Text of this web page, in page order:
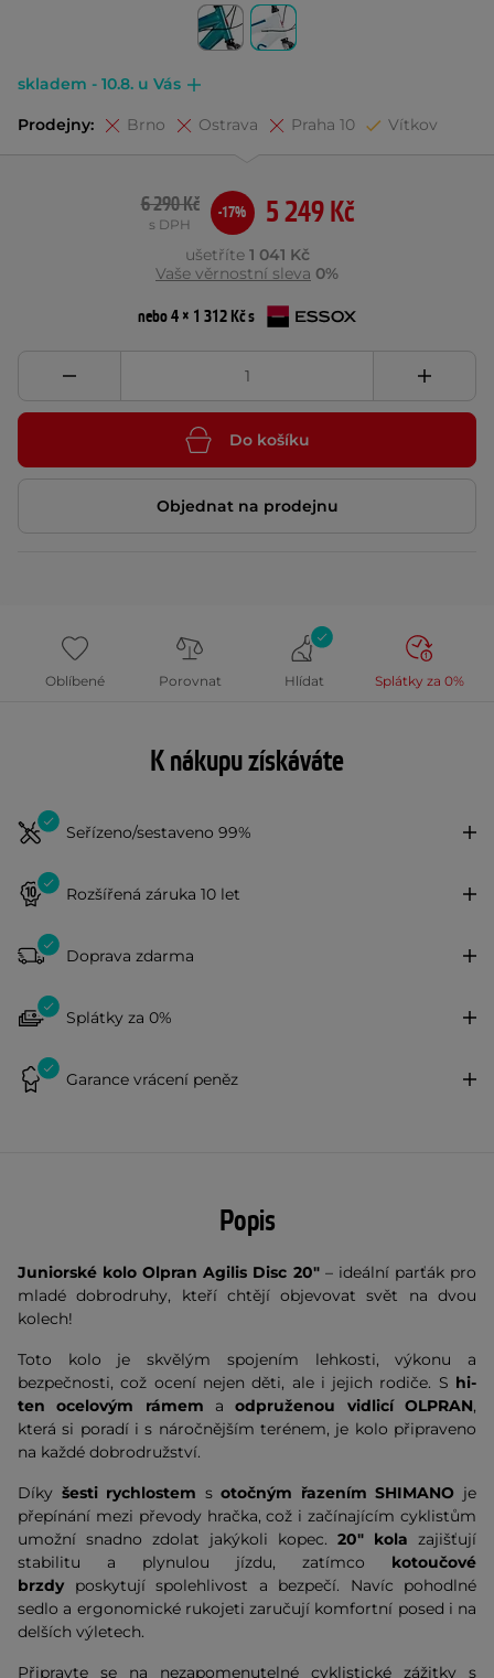
skladem - 10.8. u Vás
Prodejny: Brno Ostrava Praha 10 Vítkov
5 249 Kč
6 290 Kč
s DPH
-17%
ušetříte 1 041 Kč
Vaše věrnostní sleva 0%
nebo 4 × 1 312 Kč s
Do košíku
Objednat na prodejnu
Oblíbené Porovnat Hlídat Splátky za 0%
K nákupu získáváte
Seřízeno/sestaveno 99%
Rozšířená záruka 10 let
Doprava zdarma
Splátky za 0%
Garance vrácení peněz
Popis
Juniorské koloOlpran Agilis Disc 20" – ideální parťák pro
mladé dobrodruhy, kteří chtějí objevovat svět na dvou
kolech!
Toto kolo je skvělým spojením lehkosti, výkonu a
bezpečnosti, což ocení nejen děti, ale i jejich rodiče. S hi-
ten ocelovým rámem aodpruženou vidlicí OLPRAN,
která si poradí i s náročnějším terénem, je kolo připraveno
na každé dobrodružství.
Díky šesti rychlostem sotočným řazením SHIMANO je
přepínání mezi převody hračka, což i začínajícím cyklistům
umožní snadno zdolat jakýkoli kopec. 20" kola zajišťují
stabilitu a plynulou jízdu, zatímco kotoučové
brzdyposkytují spolehlivost a bezpečí. Navíc pohodlné
sedlo a ergonomické rukojeti zaručují komfortní posed i na
delších výletech.
Připravte se na nezapomenutelné cyklistické zážitky s